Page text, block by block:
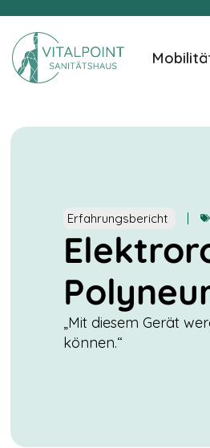
springen
Erfahrungsbericht
„Mit diesem Gerät
können.“